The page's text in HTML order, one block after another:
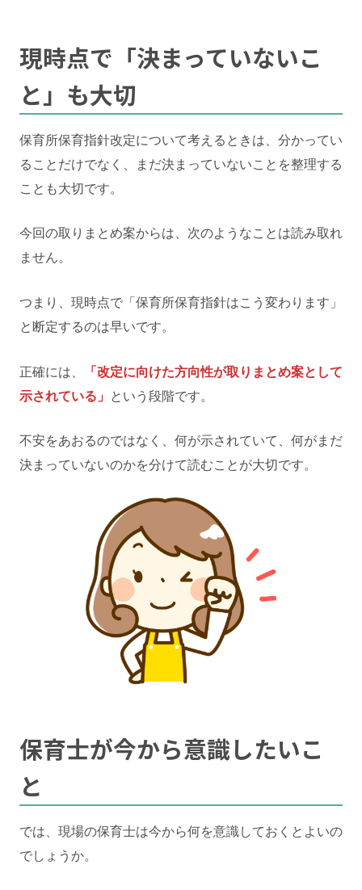
現時点で「決まっていないこ
と」も大切
保育所保育指針改定について考えるときは、分かってい
ることだけでなく、まだ決まっていないことを整理する
ことも大切です。
今回の取りまとめ案からは、次のようなことは読み取れ
ません。
つまり、現時点で「保育所保育指針はこう変わります」
と断定するのは早いです。
正確には、
「改定に向けた方向性が取りまとめ案として
示されている」 という段階です。
不安をあおるのではなく、何が示されていて、何がまだ
決まっていないのかを分けて読むことが大切です。
保育士が今から意識したいこ
と
では、現場の保育士は今から何を意識しておくとよいの
でしょうか。